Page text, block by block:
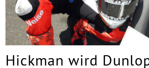
Hickman wird